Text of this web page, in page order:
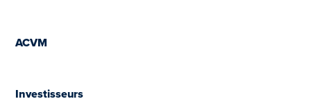
ACVM
Investisseurs